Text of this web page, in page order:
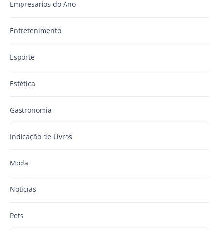
Empresarios do Ano
Entretenimento
Esporte
Estética
Gastronomia
Indicação de Livros
Moda
Notícias
Pets